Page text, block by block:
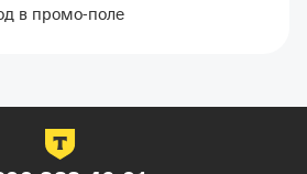
в промо-поле